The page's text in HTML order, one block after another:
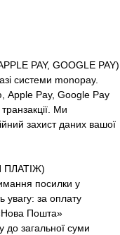
PAY, GOOGLE PAY)
системи monopay.
Apple Pay, Google Pay
Ми
захист даних вашої
посилки у
увагу: за оплату
Пошта»
до загальної суми